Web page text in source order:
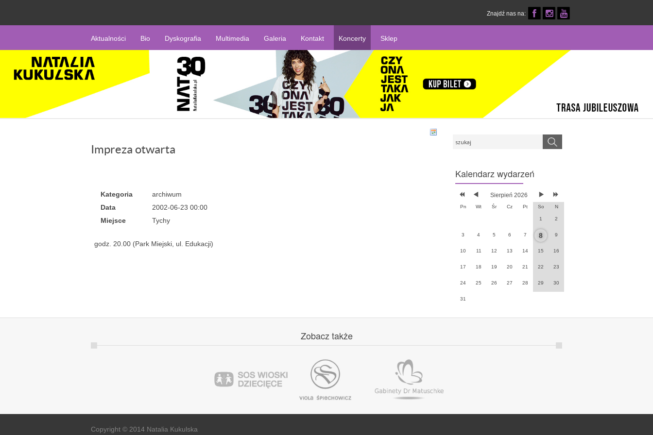
Znajdź nas na:
Aktualności Bio Dyskografia Multimedia Galeria Kontakt Koncerty Sklep
Impreza otwarta
Kategoria
archiwum
Data
2002-06-23 00:00
Miejsce
Tychy
godz. 20.00 (Park Miejski, ul. Edukacji)
Kalendarz wydarzeń
Sierpień 2026
Pn Wt Śr Cz Pt So N
1 2
3 4 5 6 7 8 9
10 11 12 13 14 15 16
17 18 19 20 21 22 23
24 25 26 27 28 29 30
31
Zobacz także
Copyright © 2014 Natalia Kukulska